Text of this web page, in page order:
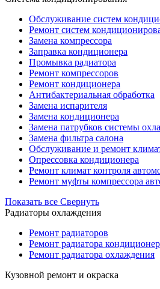
Обслуживание систем
Ремонт систем
Замена компрессора
Заправка кондиционера
Промывка радиатора
Ремонт компрессоров
Ремонт кондиционера
Антибактериальная обработка
Замена испарителя
Замена кондиционера
Замена патрубков системы
Замена фильтра салона
Обслуживание и ремонт
Опрессовка кондиционера
Ремонт климат контроля
Ремонт муфты компрессора
Показать все Свернуть
Радиаторы охлаждения
Ремонт радиаторов
Ремонт радиатора
Ремонт радиатора охлаждения
Кузовной ремонт и окраска